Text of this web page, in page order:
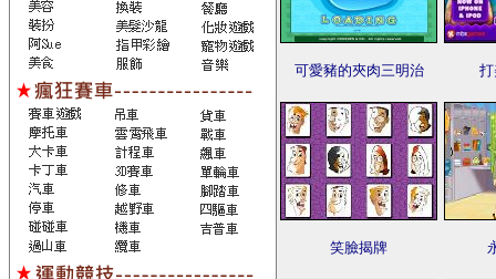
可愛豬的夾肉三明治
笑臉揭牌